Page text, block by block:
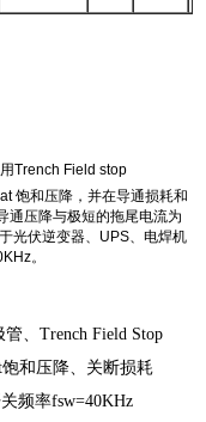
Trench Field stop
饱和压降，并在导通损耗和
通压降与极短的拖尾电流为
光伏逆变器、UPS、电焊机
。
、Trench Field Stop
和压降、关断损耗
频率fsw=40KHz